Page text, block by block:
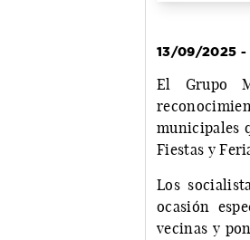
13/09/2025 -
El Grupo
municipales
Fiestas y
Los
ocasión
vecinas y